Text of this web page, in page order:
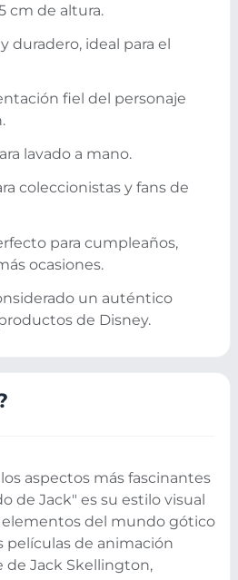
cm de altura.
duradero, ideal para el
fiel del personaje
lavado a mano.
coleccionistas y fans de
para cumpleaños,
ocasiones.
un auténtico
de Disney.
aspectos más fascinantes
de Jack" es su estilo visual
del mundo gótico
películas de animación
de Jack Skellington,